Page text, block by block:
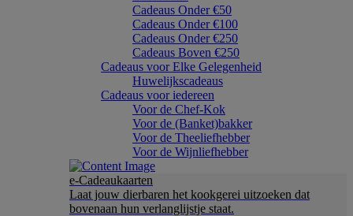
Cadeaus Onder €50
Cadeaus Onder €100
Cadeaus Onder €250
Cadeaus Boven €250
Cadeaus voor Elke Gelegenheid
Huwelijkscadeaus
Cadeaus voor iedereen
Voor de Chef-Kok
Voor de (Banket)bakker
Voor de Theeliefhebber
Voor de Wijnliefhebber
e-Cadeaukaarten
Laat jouw dierbaren het kookgerei uitzoeken dat
bovenaan hun verlanglijstje staat.